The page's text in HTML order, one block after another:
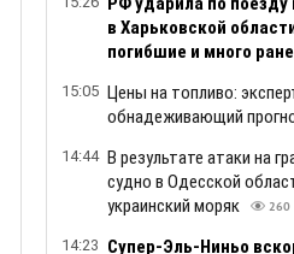
в Харьковской
погибшие и много
15:05 Цены на топливо:
обнадеживающий
14:44 В результате атаки на
судно в Одесской
украинский моряк
260
14:23 Супер-Эль-Ниньо